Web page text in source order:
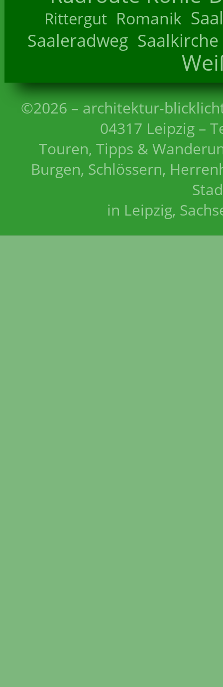
Rittergut Romanik
Saaleradweg Saalkirche
©2026 – architektur-
04317 Leipzig –
Touren, Tipps &
Burgen, Schlössern,
in Leipzig,